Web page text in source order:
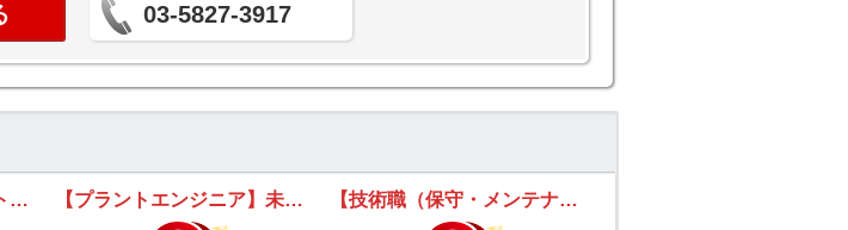
03-5827-3917
北関東勤務【産業プラントにおける施工管理（空調・衛生・電気設備分野）】 【プラントエンジニア】未経験入社8割！手厚い研修サポートで安心。国家資格の取得も目指せるお仕事です！ 【技術職（保守・メンテナンス・施工管理）】＜27卒・理系限定＞家賃補助／賞与／退職金あり！?国家機密に関わるレアな技術職募集！